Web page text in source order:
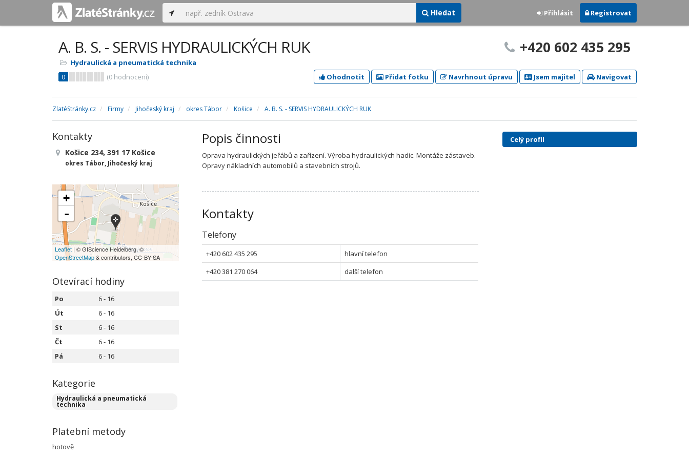
Hledat Přihlásit Registrovat
A. B. S. - SERVIS HYDRAULICKÝCH RUK
Hydraulická a pneumatická technika
0
(0 hodnocení)
+420 602 435 295
Ohodnotit Přidat fotku Navrhnout úpravu Jsem majitel Navigovat
ZlatéStránky.cz Firmy Jihočeský kraj okres Tábor Košice A. B. S. - SERVIS HYDRAULICKÝCH RUK
Popis činnosti
Oprava hydraulických jeřábů a zařízení. Výroba hydraulických hadic. Montáže zástaveb.
Opravy nákladních automobilů a stavebních strojů.
Kontakty
Telefony
+420 602 435 295
hlavní telefon
+420 381 270 064
další telefon
Kontakty
Košice 234, 391 17 Košice
okres Tábor, Jihočeský kraj
+
-
Leaflet | © GIScience Heidelberg, ©
OpenStreetMap& contributors, CC-BY-SA
Otevírací hodiny
Po
6 - 16
Út
6 - 16
St
6 - 16
Čt
6 - 16
Pá
6 - 16
Kategorie
Hydraulická a pneumatická
technika
Platební metody
hotově
Celý profil